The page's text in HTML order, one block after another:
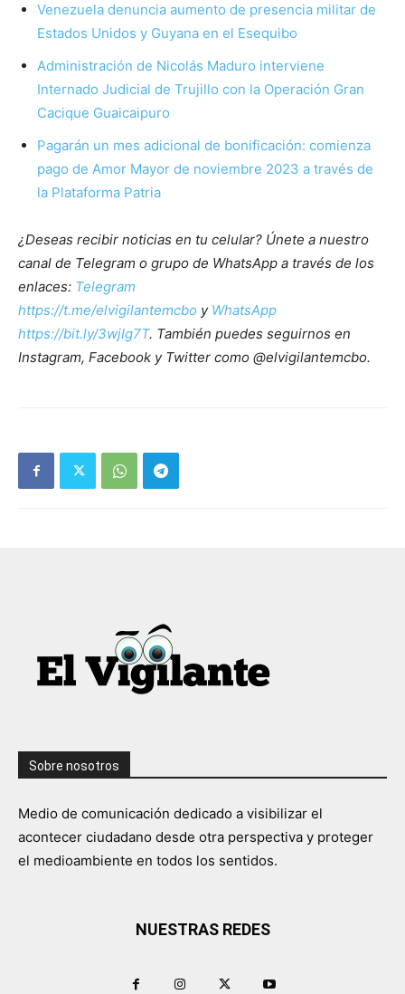
Venezuela denuncia aumento de presencia militar de
Estados Unidos y Guyana en el Esequibo
Administración de Nicolás Maduro interviene
Internado Judicial de Trujillo con la Operación Gran
Cacique Guaicaipuro
Pagarán un mes adicional de bonificación: comienza
pago de Amor Mayor de noviembre 2023 a través de
la Plataforma Patria
¿Deseas recibir noticias en tu celular? Únete a nuestro
canal de Telegram o grupo de WhatsApp a través de los
enlaces: Telegram
https://t.me/elvigilantemcbo y WhatsApp
https://bit.ly/3wjIg7T. También puedes seguirnos en
Instagram, Facebook y Twitter como @elvigilantemcbo.
Sobre nosotros
Medio de comunicación dedicado a visibilizar el
acontecer ciudadano desde otra perspectiva y proteger
el medioambiente en todos los sentidos.
NUESTRAS REDES